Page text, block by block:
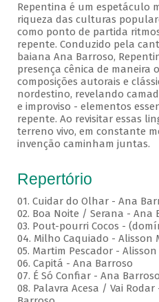
Repentina é um espetáculo
riqueza das culturas
como ponto de partida
repente. Conduzido pela
baiana Ana Barroso,
presença cênica de maneira
composições autorais e
nordestino, revelando
e improviso - elementos
repente. Ao revisitar essas
terreno vivo, em constante
invenção caminham juntas.
Repertório
01. Cuidar do Olhar - Ana
02. Boa Noite / Serana - Ana
03. Pout-pourri Cocos -
04. Milho Caquiado - Alisson
05. Martim Pescador - Alisson
06. Capitá - Ana Barroso
07. É Só Confiar - Ana Barroso
08. Palavra Acesa / Vai